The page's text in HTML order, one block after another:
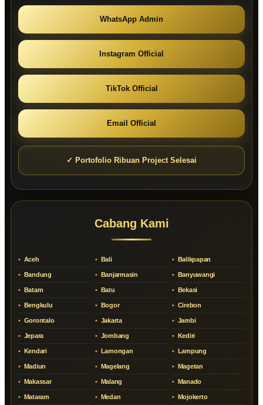
WhatsApp Admin
Instagram Official
TikTok Official
Email Official
✓ Portofolio Ribuan Project Selesai
Cabang Kami
Aceh Bali Balikpapan
Bandung Banjarmasin Banyuwangi
Batam Batu Bekasi
Bengkulu Bogor Cirebon
Gorontalo Jakarta Jambi
Jepara Jombang Kediri
Kendari Lamongan Lampung
Madiun Magelang Magetan
Makassar Malang Manado
Mataram Medan Mojokerto